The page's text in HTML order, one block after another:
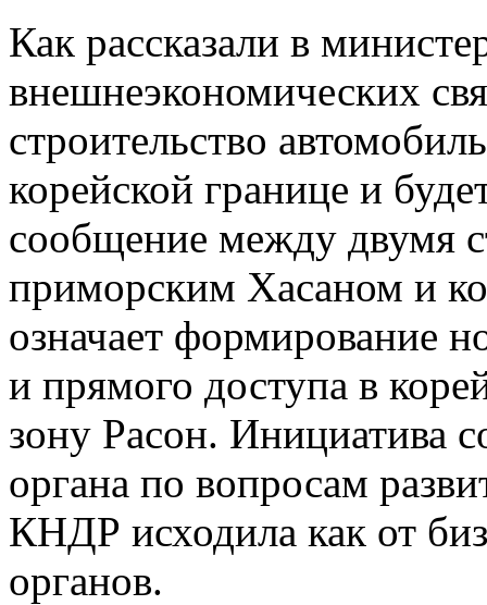
Как рассказали в
внешнеэкономических
строительство
корейской границе и
сообщение между двумя
приморским Хасаном и
означает формирование
и прямого доступа в
зону Расон. Инициатива
органа по вопросам
КНДР исходила как от
органов.